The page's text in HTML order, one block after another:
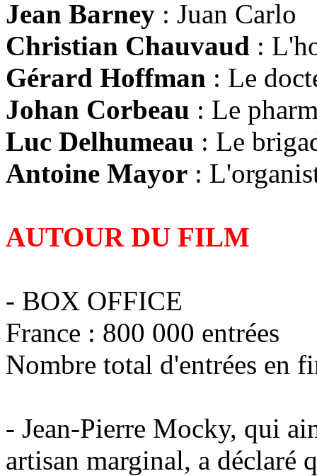
Jean Barney : Juan Carlo
Christian Chauvaud :
Gérard Hoffman : Le
Johan Corbeau : Le
Luc Delhumeau : Le
Antoine Mayor :
AUTOUR DU FILM
- BOX OFFICE
France : 800 000 entrées
Nombre total d'entrées en
- Jean-Pierre Mocky, qui
artisan marginal, a déclaré